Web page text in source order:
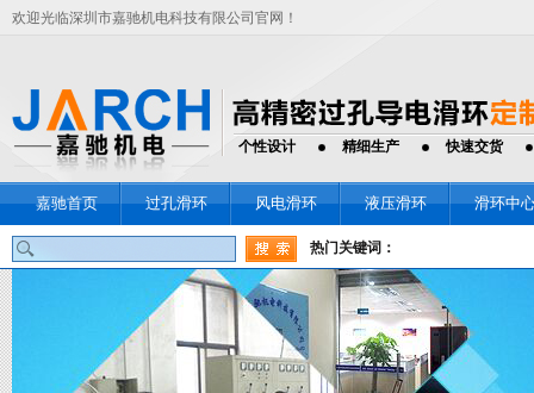
欢迎光临深圳市嘉驰机电科技有限公司官网！
个性设计 精细生产 快速交货
嘉驰首页 过孔滑环 风电滑环 液压滑环 滑环中
热门关键词：